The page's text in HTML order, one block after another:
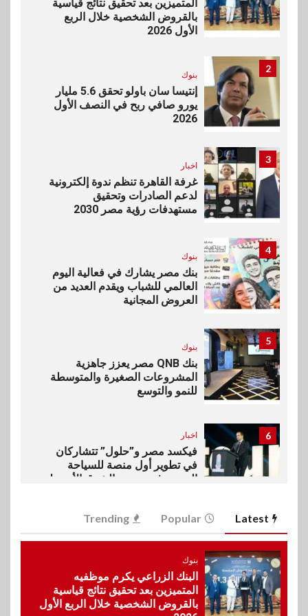
المتميزين بعد تحقيق نتائج قياسية
بالقروض الشخصية خلال الربع
الأول 2026
2
بنوك
إنتيسا سان باولو تحقق 5.6 مليار
يورو صافي ربح في النصف الأول
2026
3
اخبار
غرفة القاهرة تنظم ندوة إلكترونية
لدعم الصادرات وتحقيق
مستهدفات رؤية مصر 2030
4
بنوك
بنك مصر يشارك في فعالية اليوم
العالمي للشباب ويقدم العديد من
العروض المجانية
5
بنوك
بنك QNB مصر يعزز جاهزية
المشروعات الصغيرة والمتوسطة
للنمو والتوسع
6 اخبار
فيكسد مصر و”حلول” تتشاركان
في تطوير أول منصة للسياحة
الصحية في مصر والشرق الأوسط
7
سوق وصلة
جهازًا مثاليًا للشباب
Latest
Popular
Trending
بنوك
البنك الزراعي يكرم موظفيه
المتميزين بعد تحقيق نتائج قياسية
بالقروض الشخصية خلال الربع الأول